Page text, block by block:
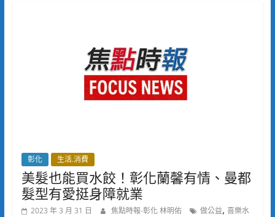
彰化 生活.消費
美髮也能買水餃！彰化蘭馨有情、曼都
髮型有愛挺身障就業
2023 年 3 月 31 日 焦點時報-彰化 林明佑 做公益, 喜樂水